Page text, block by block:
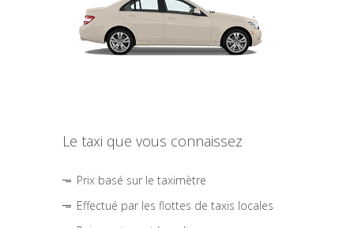
Le taxi que vous connaissez
Prix basé sur le taximètre
Effectué par les flottes de taxis locales